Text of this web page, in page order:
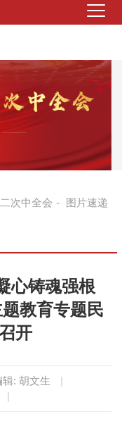
次中全会 - 图片速递
心铸魂强根
教育专题民
开
辑: 胡文生
|
|